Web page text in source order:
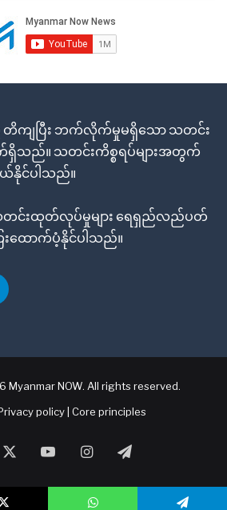
တိကျပြီး ဘက်လိုက်မှုမရှိသော သတင်း
ျှက်ရှိသည်။ သတင်းကိစ္စရပ်များအတွက်
နိုင်ပါသည်။
သတင်းထုတ်လုပ်မှုများ ရေရှည်လည်ပတ်
ထောက်ပံ့နိုင်ပါသည်။
Myanmar NOW. All rights reserved.
policy Core principles
YouTubeInstagramTelegram